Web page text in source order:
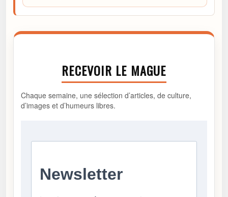
RECEVOIR LE MAGUE
Chaque semaine, une sélection d’articles, de culture,
d’images et d’humeurs libres.